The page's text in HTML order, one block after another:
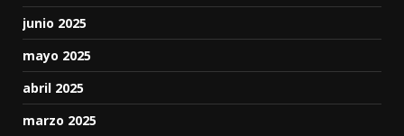
junio 2025
mayo 2025
abril 2025
marzo 2025